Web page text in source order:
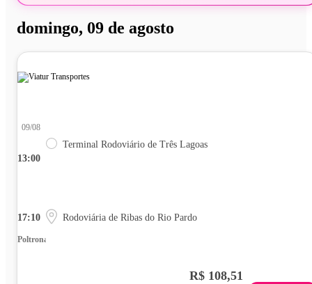
domingo, 09 de agosto
13:00
09/08
Terminal Rodoviário de Três Lagoas
17:10 Rodoviária de Ribas do Rio Pardo
Poltrona
R$ 108,51